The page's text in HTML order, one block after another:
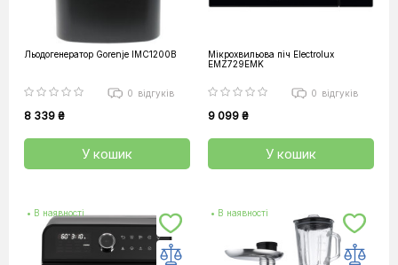
Льодогенератор Gorenje IMC1200B
0 відгуків
8 339 ₴
У кошик
Мікрохвильова піч Electrolux
EMZ729EMK
0 відгуків
9 099 ₴
У кошик
• В наявності • В наявності